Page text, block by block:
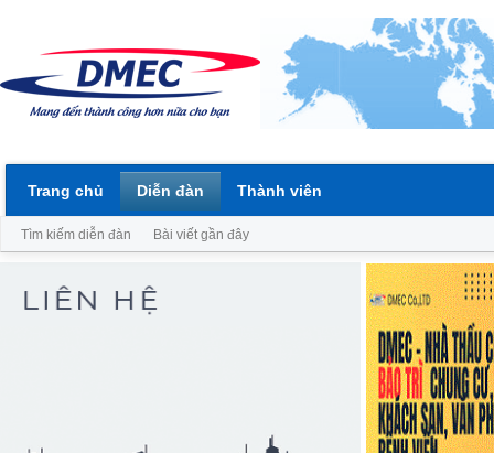
Trang chủ Diễn đàn
Tìm kiếm diễn đàn Bài viết gần đây
Thành viên